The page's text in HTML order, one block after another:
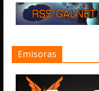
Emisoras